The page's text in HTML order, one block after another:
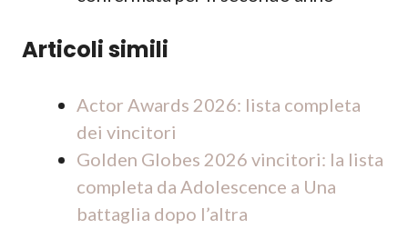
Articoli simili
Actor Awards 2026: lista completa
dei vincitori
Golden Globes 2026 vincitori: la lista
completa da Adolescence a Una
battaglia dopo l’altra